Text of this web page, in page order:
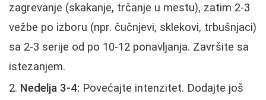
zagrevanje (skakanje, trčanje u mestu), zatim 2-3
vežbe po izboru (npr. čučnjevi, sklekovi, trbušnjaci)
sa 2-3 serije od po 10-12 ponavljanja. Završite sa
istezanjem.
Nedelja 3-4: Povećajte intenzitet. Dodajte još